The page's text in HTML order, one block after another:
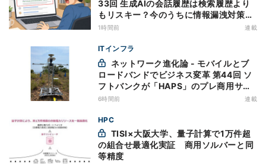
33回 生成AIの会話履歴は検索履歴より
もリスキー？今のうちに情報漏洩対策を
万全にしておこう
1時間前 連載
ITインフラ
ロードバンドでビジネス変革 第44回 ソ
フトバンクが「HAPS」のプレ商用サー
ビス開始を表明、本格的な商用展開のめ
6時間前 連載
HPC
の組合せ最適化実証 商用ソルバーと同
等精度